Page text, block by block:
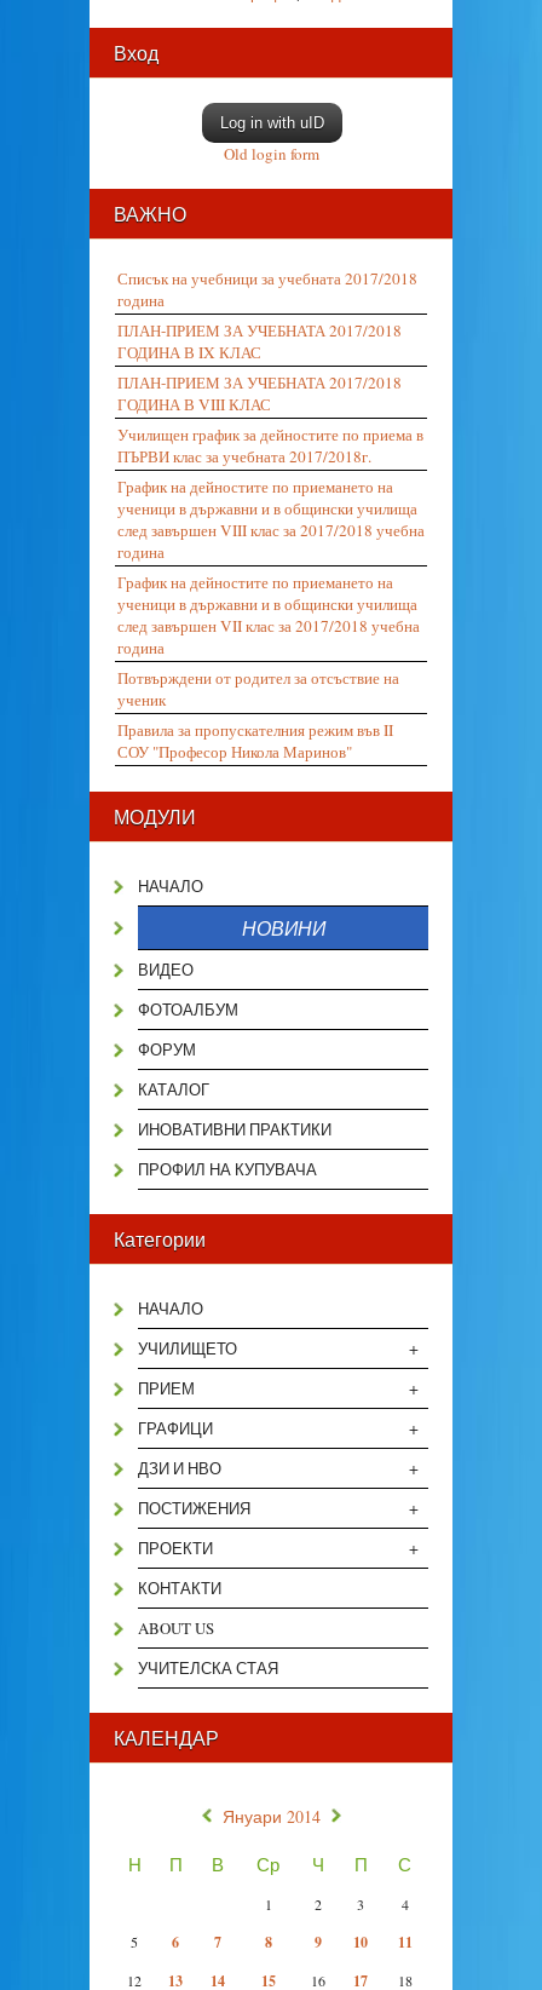
Вход
Log in with uID
Old login form
ВАЖНО
Списък на учебници за учебната 2017/2018
година
ПЛАН-ПРИЕМ ЗА УЧЕБНАТА 2017/2018
ГОДИНА В IX КЛАС
ПЛАН-ПРИЕМ ЗА УЧЕБНАТА 2017/2018
ГОДИНА В VIII КЛАС
Училищен график за дейностите по приема в
ПЪРВИ клас за учебната 2017/2018г.
График на дейностите по приемането на
ученици в държавни и в общински училища
след завършен VIII клас за 2017/2018 учебна
година
График на дейностите по приемането на
ученици в държавни и в общински училища
след завършен VII клас за 2017/2018 учебна
година
Потвърждени от родител за отсъствие на
ученик
Правила за пропускателния режим във II
СОУ "Професор Никола Маринов"
МОДУЛИ
НАЧАЛО
НОВИНИ
ВИДЕО
ФОТОАЛБУМ
ФОРУМ
КАТАЛОГ
ИНОВАТИВНИ ПРАКТИКИ
ПРОФИЛ НА КУПУВАЧА
Категории
НАЧАЛО
+
УЧИЛИЩЕТО
+
ПРИЕМ
+
ГРАФИЦИ
+
ДЗИ И НВО
+
ПОСТИЖЕНИЯ
+
ПРОЕКТИ
КОНТАКТИ
ABOUT US
УЧИТЕЛСКА СТАЯ
КАЛЕНДАР
« Януари 2014 »
Н П В Ср Ч П С
1 2 3
4
5
6 7 8 9 10 11
12 13 14 15 16 17 18